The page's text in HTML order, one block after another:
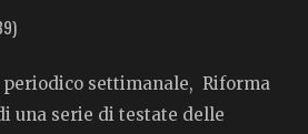
periodico settimanale, Riforma
una serie di testate delle